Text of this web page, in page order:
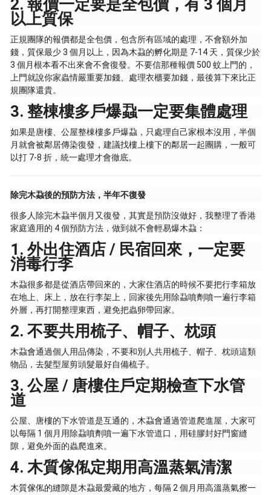
2. 報價一定要是全包價，有 3 個月
以上質保
正規團隊的報價都是全包價，包含所有區域的處理，不會額外加
錢，質保最少 3 個月以上，因為木蝨的孵化期是 7-14 天，質保少於
3 個月根本看不出來會不會復發。不要信那種報價 500 蚊上門的，
上門就說你家蟲情嚴重要加錢、處理衣櫃要加錢，最後算下來比正
規團隊還貴。
3. 整棟樓多戶爆蝨一定要集體處理
如果是唐樓、公屋整棟樓多戶爆蝨，只處理自己家根本沒用，半個
月就會被鄰居傳染復發，建議找樓上樓下的鄰居一起團購，一般可
以打 7-8 折，統一處理才會徹底。
除完木蝨後的預防方法，半年不復發
很多人除完木蝨半個月又復發，其實是預防沒做好，我整理了香港
家庭適用的 4 個預防方法，做到就不會輕易爆木蝨：
1. 外出住酒店 / 民宿回來，一定要
消毒行李
木蝨很多都是從酒店帶回來的，大家住酒店的時候不要把行李箱放
在地上、床上，放在行李架上，回家後先用除蝨噴劑噴一遍行李箱
外層，再打開整理東西，避免把蟲卵帶回家。
2. 不要共用梳子、帽子、枕頭
木蝨會通過個人用品傳染，不要和別人共用梳子、帽子、枕頭這類
物品，去髮型屋剪頭髮最好自備梳子。
3. 公屋 / 唐樓住戶定期檢查下水管
道
公屋、唐樓的下水管道是互通的，木蝨會通過管道爬進屋，大家可
以每隔 1 個月用除蝨噴劑噴一遍下水管道口，用硅膠封好門窗縫
隙，避免外面的蟲爬進來。
4. 木質傢俬定期用高溫蒸氣清潔
木質傢俬的縫隙是木蝨最愛藏的地方，每隔 2 個月用高溫蒸氣擦一